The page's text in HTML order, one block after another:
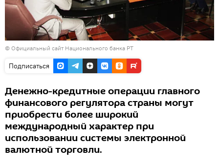
© Официальный сайт Национального банка РТ
Подписаться
Денежно-кредитные операции главного
финансового регулятора страны могут
приобрести более широкий
международный характер при
использовании системы электронной
валютной торговли.